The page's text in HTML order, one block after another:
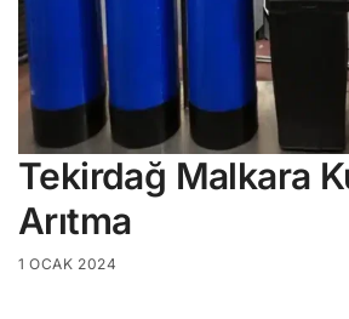
Tekirdağ Malkara
Arıtma
1 OCAK 2024